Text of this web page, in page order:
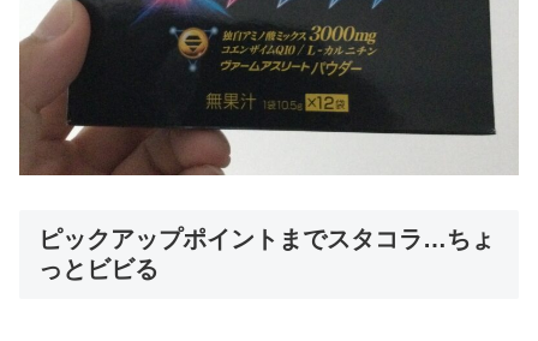
ピックアップポイントまでスタコラ…ちょ
っとビビる